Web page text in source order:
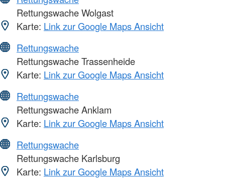
Rettungswache Wolgast
Karte: Link zur Google Maps Ansicht
Rettungswache
Rettungswache Trassenheide
Karte: Link zur Google Maps Ansicht
Rettungswache
Rettungswache Anklam
Karte: Link zur Google Maps Ansicht
Rettungswache
Rettungswache Karlsburg
Karte: Link zur Google Maps Ansicht